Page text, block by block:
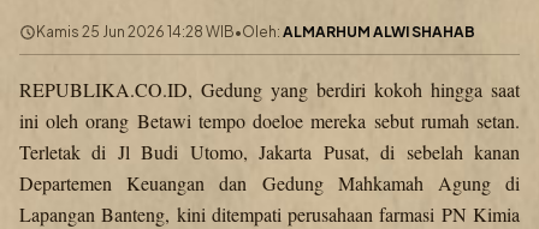
Kamis 25 Jun 2026 14:28 WIB•Oleh: ALMARHUM ALWI SHAHAB
REPUBLIKA.CO.ID, Gedung yang berdiri kokoh hingga saat
ini oleh orang Betawi tempo doeloe mereka sebut rumah setan.
Terletak di Jl Budi Utomo, Jakarta Pusat, di sebelah kanan
Departemen Keuangan dan Gedung Mahkamah Agung di
Lapangan Banteng, kini ditempati perusahaan farmasi PN Kimia